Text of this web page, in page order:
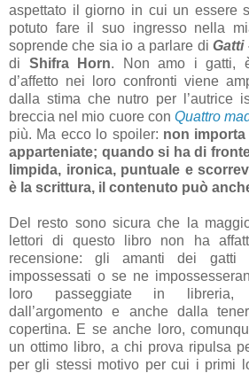
aspettato il giorno in cui un essere
potuto fare il suo ingresso nella
soprende che sia io a parlare diGatti
di Shifra Horn. Non amo i gatti,
d’affetto nei loro confronti viene
dalla stima che nutro per l’autrice
breccia nel mio cuore con Quattro
più. Ma ecco lo spoiler: non
apparteniate; quando si ha di
limpida, ironica, puntuale e
è la scrittura, il contenuto può
Del resto sono sicura che la
lettori di questo libro non ha
recensione: gli amanti dei
impossessati o se ne
loro passeggiate in libreria,
dall’argomento e anche dalla
copertina. E se anche loro,
un ottimo libro, a chi prova ripulsa
per gli stessi motivo per cui i primi